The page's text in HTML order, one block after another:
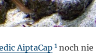
AiptaCap 1 noch nie